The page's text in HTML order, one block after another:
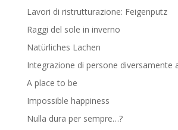
Lavori di ristrutturazione: Feigenputz
Raggi del sole in inverno
Natürliches Lachen
Integrazione di persone diversamente
A place to be
Impossible happiness
Nulla dura per sempre…?